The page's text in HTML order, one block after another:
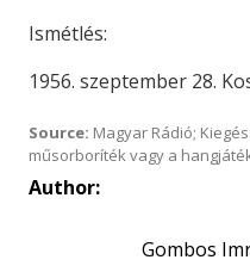
Ismétlés:
1956. szeptember 28.
Source: Magyar Rádió;
műsorboríték vagy a
Author:
Gombos